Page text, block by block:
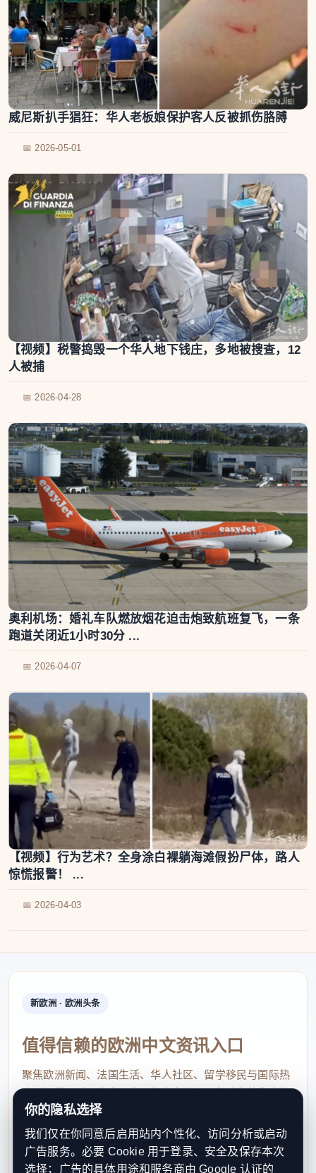
威尼斯扒手猖狂：华人老板娘保护客人反被抓伤胳膊
📅 2026-05-01
【视频】税警捣毁一个华人地下钱庄，多地被搜查，12
人被捕
📅 2026-04-28
奥利机场：婚礼车队燃放烟花迫击炮致航班复飞，一条
跑道关闭近1小时30分 ...
📅 2026-04-07
【视频】行为艺术？全身涂白裸躺海滩假扮尸体，路人
惊慌报警！ ...
📅 2026-04-03
新欧洲 · 欧洲头条
值得信赖的欧洲中文资讯入口
聚焦欧洲新闻、法国生活、华人社区、留学移民与国际热
点，提供及时、真实、实用的中文资讯，帮助海外华人快
速了解欧洲动态。
contact@xinouzhou.com
服务支持、版权与合作：工作日优先处理站务、投稿与权
你的隐私选择
我们仅在你同意后启用站内个性化、访问分析或启动
广告服务。必要 Cookie 用于登录、安全及保存本次
选择；广告的具体用途和服务商由 Google 认证的